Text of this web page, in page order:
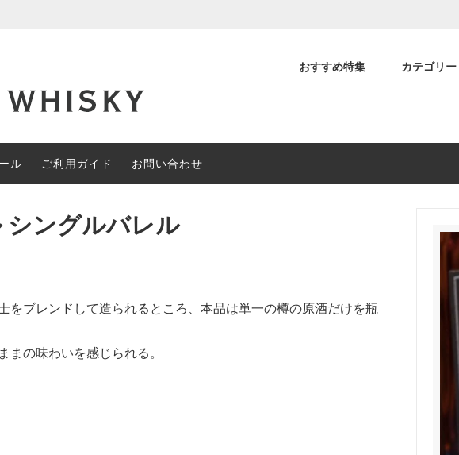
おすすめ特集 カテゴリー
スペシャルセットメニュー #なぞときモルト 【期間限定】
ル ご利用ガイド お問い合わせ
シングルバレル
をブレンドして造られるところ、本品は単一の樽の原酒だけを瓶
の味わいを感じられる。